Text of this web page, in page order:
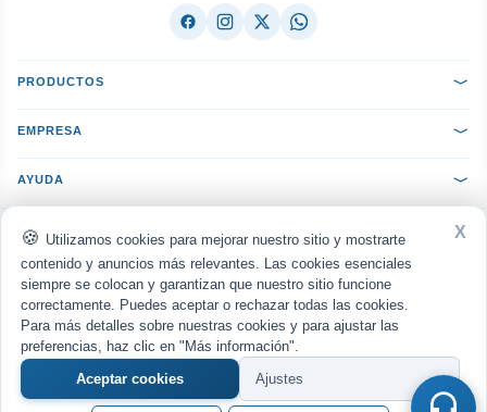
Utilizamos cookies para mejorar nuestro sitio y mostrarte
contenido y anuncios más relevantes. Las cookies esenciales
siempre se colocan y garantizan que nuestro sitio funcione
correctamente. Puedes aceptar o rechazar todas las cookies.
Para más detalles sobre nuestras cookies y para ajustar las
preferencias, haz clic en "Más información".
Aceptar cookies
Ajustes
X
€ COMPRAR
PRODUCTOS
EMPRESA
AYUDA
ACEPTAMOS: VISA Mastercard PayPal Bizum
seQura
Transferencia
Reembolso
ENVIAMOS CON:
MRW Nacex Correos UPS
Política de privacidad ·Aviso legal · Cookies
© 2026WWW.MANUELGIL.COM· Todos los derechos reservados · Diseño web por
europeart